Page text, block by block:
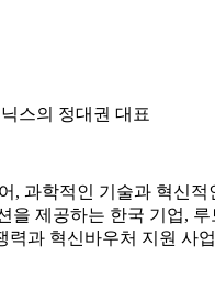
스의 정대권 대표
과학적인 기술과 혁신
제공하는 한국 기업,
과 혁신바우처 지원 사